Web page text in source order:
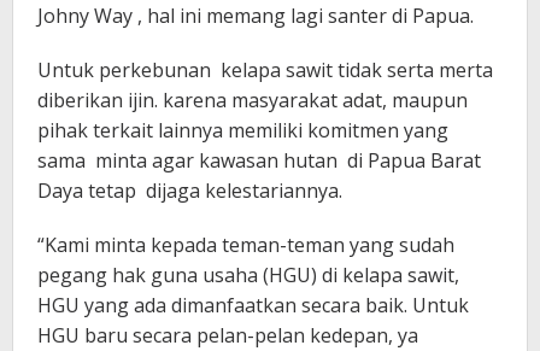
Johny Way , hal ini memang lagi santer di Papua.
Untuk perkebunan kelapa sawit tidak serta merta
diberikan ijin. karena masyarakat adat, maupun
pihak terkait lainnya memiliki komitmen yang
sama minta agar kawasan hutan di Papua Barat
Daya tetap dijaga kelestariannya.
“Kami minta kepada teman-teman yang sudah
pegang hak guna usaha (HGU) di kelapa sawit,
HGU yang ada dimanfaatkan secara baik. Untuk
HGU baru secara pelan-pelan kedepan, ya